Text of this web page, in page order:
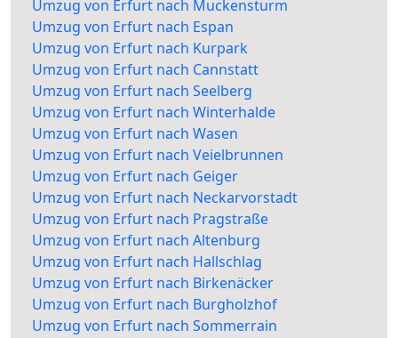
Umzug von Erfurt nach Muckensturm
Umzug von Erfurt nach Espan
Umzug von Erfurt nach Kurpark
Umzug von Erfurt nach Cannstatt
Umzug von Erfurt nach Seelberg
Umzug von Erfurt nach Winterhalde
Umzug von Erfurt nach Wasen
Umzug von Erfurt nach Veielbrunnen
Umzug von Erfurt nach Geiger
Umzug von Erfurt nach Neckarvorstadt
Umzug von Erfurt nach Pragstraße
Umzug von Erfurt nach Altenburg
Umzug von Erfurt nach Hallschlag
Umzug von Erfurt nach Birkenäcker
Umzug von Erfurt nach Burgholzhof
Umzug von Erfurt nach Sommerrain